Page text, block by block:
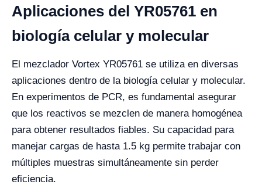
Aplicaciones del YR05761 en
biología celular y molecular
El mezclador Vortex YR05761 se utiliza en diversas
aplicaciones dentro de la biología celular y molecular.
En experimentos de PCR, es fundamental asegurar
que los reactivos se mezclen de manera homogénea
para obtener resultados fiables. Su capacidad para
manejar cargas de hasta 1.5 kg permite trabajar con
múltiples muestras simultáneamente sin perder
eficiencia.